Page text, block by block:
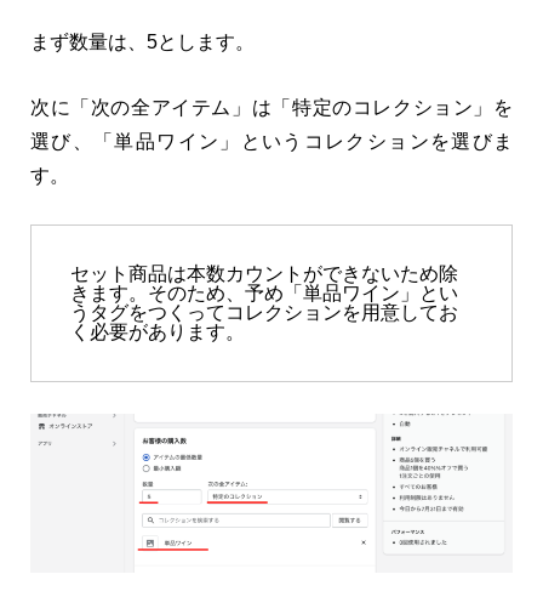
まず数量は、5とします。
次に「次の全アイテム」は「特定のコレクション」を
選び、「単品ワイン」というコレクションを選びま
す。
セット商品は本数カウントができないため除
きます。そのため、予め「単品ワイン」とい
うタグをつくってコレクションを用意してお
く必要があります。